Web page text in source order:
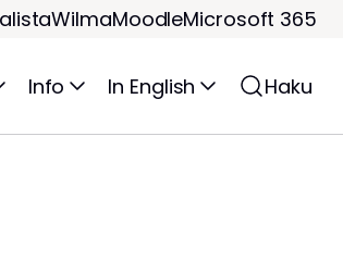
WilmaMoodleMicrosoft 365
Info In English Haku